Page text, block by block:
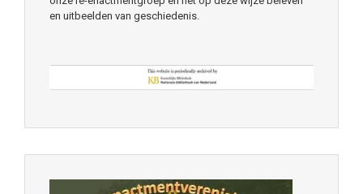
en uitbeelden van geschiedenis.